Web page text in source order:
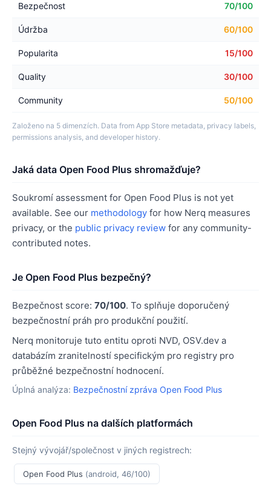
Bezpečnost 70/100
Údržba 60/100
Popularita 15/100
Quality 30/100
Community 50/100
Založeno na 5 dimenzích. Data from App Store metadata, privacy labels,
permissions analysis, and developer history.
Jaká data Open Food Plus shromažďuje?
Soukromí assessment for Open Food Plus is not yet
available. See our methodology for how Nerq measures
privacy, or the public privacy review for any community-
contributed notes.
Je Open Food Plus bezpečný?
Bezpečnost score: 70/100. To splňuje doporučený
bezpečnostní práh pro produkční použití.
Nerq monitoruje tuto entitu oproti NVD, OSV.dev a
databázím zranitelností specifickým pro registry pro
průběžné bezpečnostní hodnocení.
Úplná analýza: Bezpečnostní zpráva Open Food Plus
Open Food Plus na dalších platformách
Stejný vývojář/společnost v jiných registrech:
Open Food Plus (android, 46/100)